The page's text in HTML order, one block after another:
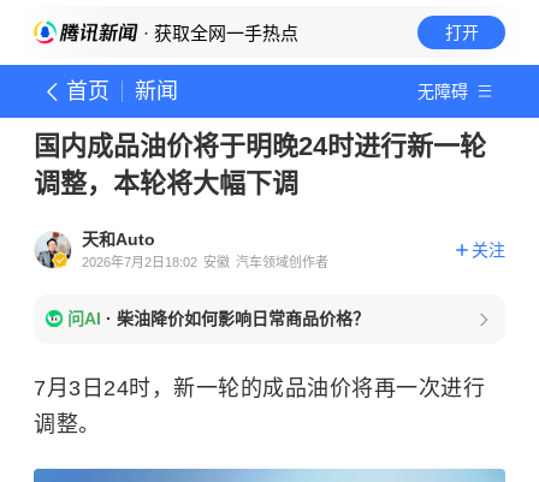
· 获取全网一手热点 打开
首页 新闻 无障碍
国内成品油价将于明晚24时进行新一轮
调整，本轮将大幅下调
天和Auto
2026年7月2日18:02 安徽 汽车领域创作者
关注
问AI · 柴油降价如何影响日常商品价格？
7月3日24时，新一轮的成品油价将再一次进行
调整。